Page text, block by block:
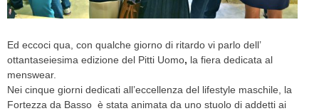
CELEB
VIDEO
Ed eccoci qua, con qualche giorno di ritardo vi parlo dell’
ottantaseiesima edizione del Pitti Uomo, la fiera dedicata al
menswear.
Nei cinque giorni dedicati all’eccellenza del lifestyle maschile, la
Fortezza da Basso è stata animata da uno stuolo di addetti ai